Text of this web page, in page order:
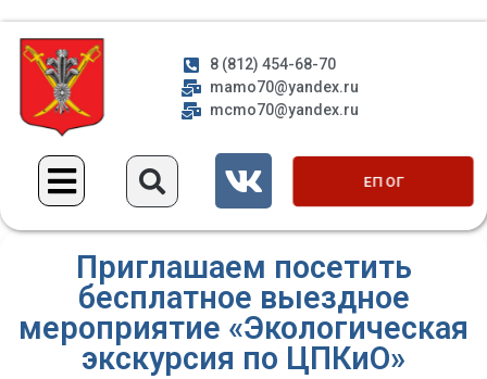
8 (812) 454-68-70
mamo70@yandex.ru
mcmo70@yandex.ru
ЕП ОГ
Приглашаем посетить
бесплатное выездное
мероприятие «Экологическая
экскурсия по ЦПКиО»